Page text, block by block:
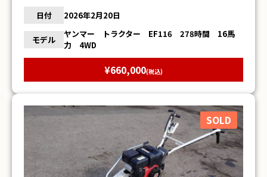
日付 2026年2月20日
モデル
ヤンマー トラクター EF116 278時間 16馬
力 4WD
¥660,000(税込)
SOLD